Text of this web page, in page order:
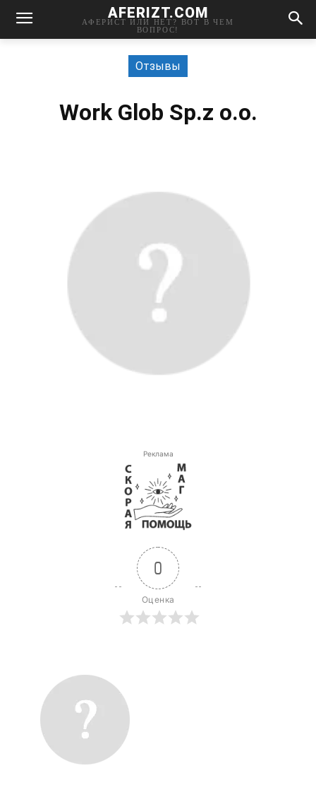
AFERIZT.COM
АФЕРИСТ ИЛИ НЕТ? ВОТ В ЧЕМ
ВОПРОС!
Отзывы
Work Glob Sp.z o.o.
Реклама
0
Оценка